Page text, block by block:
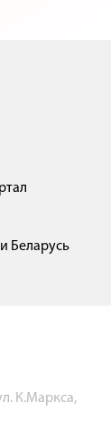
Беларусь
К.Маркса,